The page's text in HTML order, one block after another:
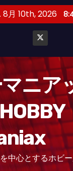
8月 10th, 2026
ニア
中心とするホビ